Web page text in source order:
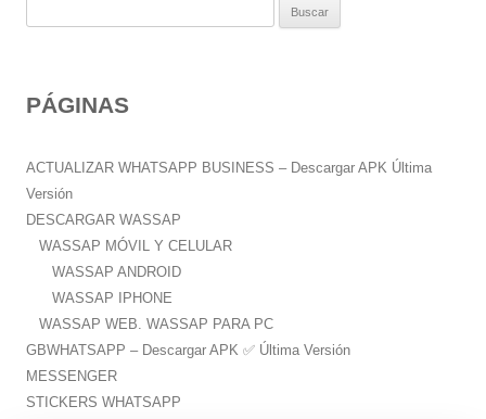
a
:
PÁGINAS
ACTUALIZAR WHATSAPP BUSINESS – Descargar APK Última
Versión
DESCARGAR WASSAP
WASSAP MÓVIL Y CELULAR
WASSAP ANDROID
WASSAP IPHONE
WASSAP WEB. WASSAP PARA PC
GBWHATSAPP – Descargar APK ✅️ Última Versión
MESSENGER
STICKERS WHATSAPP